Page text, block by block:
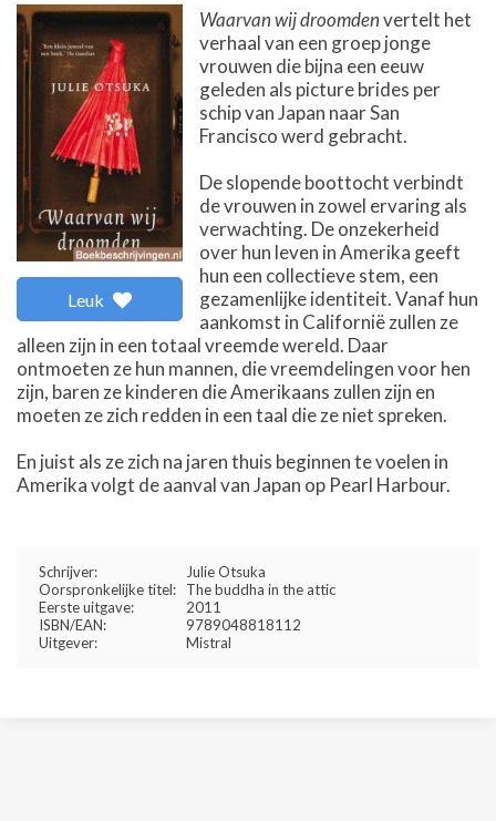
Leuk
Waarvan wij droomdenvertelt het
verhaal van een groep jonge
vrouwen die bijna een eeuw
geleden als picture brides per
schip van Japan naar San
Francisco werd gebracht.
De slopende boottocht verbindt
de vrouwen in zowel ervaring als
verwachting. De onzekerheid
over hun leven in Amerika geeft
hun een collectieve stem, een
gezamenlijke identiteit. Vanaf hun
aankomst in Californië zullen ze
alleen zijn in een totaal vreemde wereld. Daar
ontmoeten ze hun mannen, die vreemdelingen voor hen
zijn, baren ze kinderen die Amerikaans zullen zijn en
moeten ze zich redden in een taal die ze niet spreken.
En juist als ze zich na jaren thuis beginnen te voelen in
Amerika volgt de aanval van Japan op Pearl Harbour.
Schrijver:
Julie Otsuka
Oorspronkelijke titel:
The buddha in the attic
Eerste uitgave:
2011
ISBN/EAN:
9789048818112
Uitgever:
Mistral